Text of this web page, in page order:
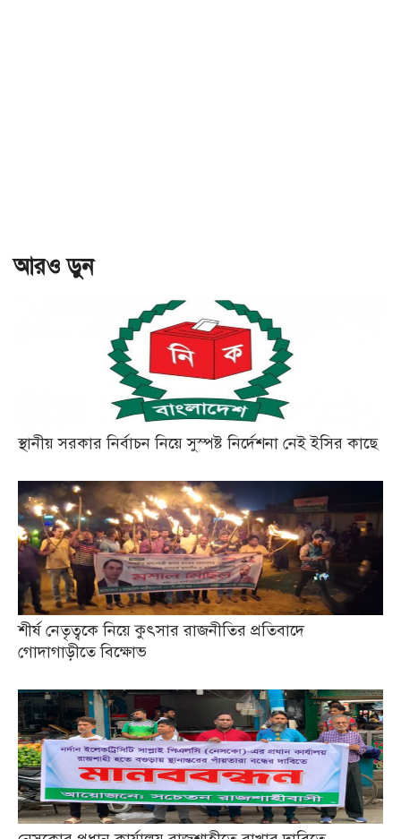
আরও ড়ুন
স্থানীয় সরকার নির্বাচন নিয়ে সুস্পষ্ট নির্দেশনা নেই ইসির কাছে
শীর্ষ নেতৃত্বকে নিয়ে কুৎসার রাজনীতির প্রতিবাদে
গোদাগাড়ীতে বিক্ষোভ